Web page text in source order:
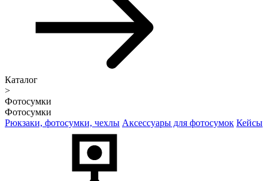
Каталог
>
Фотосумки
Фотосумки
Рюкзаки, фотосумки, чехлы Аксессуары для фотосумок Кейсы